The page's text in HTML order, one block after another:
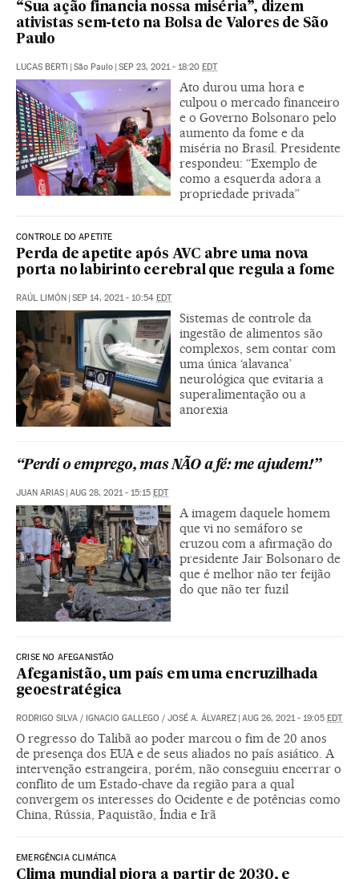
“Sua ação financia nossa miséria”, dizem
ativistas sem-teto na Bolsa de Valores de São
Paulo
LUCAS BERTI | São Paulo | SEP 23, 2021 - 18:20 EDT
Ato durou uma hora e
culpou o mercado financeiro
e o Governo Bolsonaro pelo
aumento da fome e da
miséria no Brasil. Presidente
respondeu: “Exemplo de
como a esquerda adora a
propriedade privada”
CONTROLE DO APETITE
Perda de apetite após AVC abre uma nova
porta no labirinto cerebral que regula a fome
RAÚL LIMÓN | SEP 14, 2021 - 10:54 EDT
Sistemas de controle da
ingestão de alimentos são
complexos, sem contar com
uma única ‘alavanca’
neurológica que evitaria a
superalimentação ou a
anorexia
“Perdi o emprego, mas NÃO a fé: me ajudem!”
JUAN ARIAS | AUG 28, 2021 - 15:15 EDT
A imagem daquele homem
que vi no semáforo se
cruzou com a afirmação do
presidente Jair Bolsonaro de
que é melhor não ter feijão
do que não ter fuzil
CRISE NO AFEGANISTÃO
Afeganistão, um país em uma encruzilhada
geoestratégica
RODRIGO SILVA / IGNACIO GALLEGO / JOSÉ A. ÁLVAREZ | AUG 26, 2021 - 19:05 EDT
O regresso do Talibã ao poder marcou o fim de 20 anos
de presença dos EUA e de seus aliados no país asiático. A
intervenção estrangeira, porém, não conseguiu encerrar o
conflito de um Estado-chave da região para a qual
convergem os interesses do Ocidente e de potências como
China, Rússia, Paquistão, Índia e Irã
EMERGÊNCIA CLIMÁTICA
Clima mundial piora a partir de 2030, e